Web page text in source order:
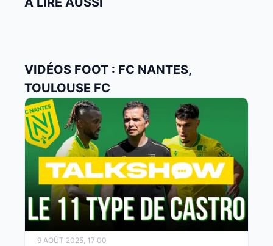
VIDÉOS FOOT : FC NANTES,
TOULOUSE FC
9 AOÛT 2025, 17:00